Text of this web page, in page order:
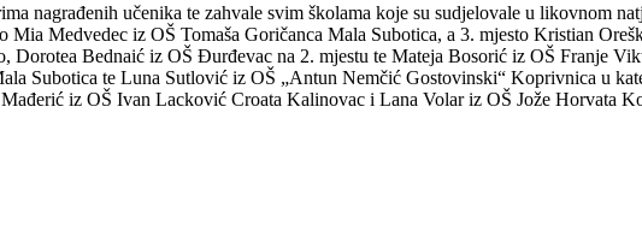
nagrađenih učenika te zahvale svim školama koje su sudjelovale u likovnom
Medvedec iz OŠ Tomaša Goričanca Mala Subotica, a 3. mjesto Kristian
Dorotea Bednaić iz OŠ Đurđevac na 2. mjestu te Mateja Bosorić iz OŠ Franje
Subotica te Luna Sutlović iz OŠ „Antun Nemčić Gostovinski“ Koprivnica u
iz OŠ Ivan Lacković Croata Kalinovac i Lana Volar iz OŠ Jože Horvata